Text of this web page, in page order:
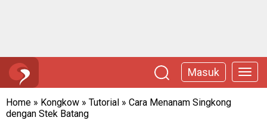
Masuk
Home » Kongkow » Tutorial » Cara Menanam Singkong
dengan Stek Batang